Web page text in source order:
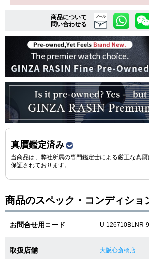
ご利用ガイド
GINZA RASINのプレミアムクオリティに
送料・お支払方法
ショッピングローンの流れ
よくある質問
お問い合わせ
保証・アフターサービス
商品について
問い合わせる
メール
真贋鑑定済み
当商品は、弊社所属の専門鑑定士による厳正な真
保証されております。
商品のスペック・コンディショ
お問合せ用コード U-126710BLNR-9
取扱店舗 大阪心斎橋店